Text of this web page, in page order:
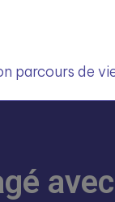
parcours de